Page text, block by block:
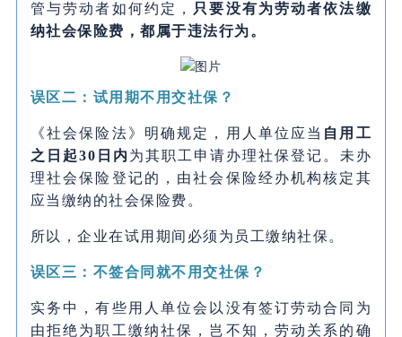
管与劳动者如何约定，
只要没有为劳动者依法缴
纳社会保险费，都属于违法行为。
误区二：试用期不用交社保？
《社会保险法》明确规定，用人单位应当 自用工
之日起30日内 为其职工申请办理社保登记。未办
理社会保险登记的，由社会保险经办机构核定其
应当缴纳的社会保险费。
所以，企业在试用期间必须为员工缴纳社保。
误区三：不签合同就不用交社保？
实务中，有些用人单位会以没有签订劳动合同为
由拒绝为职工缴纳社保，岂不知，劳动关系的确